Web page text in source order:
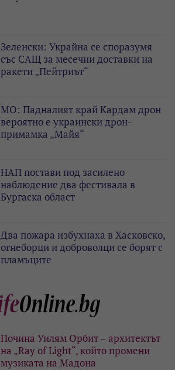
Зеленски: Украйна се споразумя
със САЩ за месечни доставки на
ракети „Пейтриът“
МО: Падналият край Кардам дрон
вероятно е украински дрон-
примамка „Майя“
НАП постави под засилено
наблюдение два фестивала в
Бургаска област
Два пожара избухнаха в Хасковско,
огнеборци и доброволци се борят с
пламъците
Почина Уилям Орбит – архитектът
на „Ray of Light“, който промени
музиката на Мадона